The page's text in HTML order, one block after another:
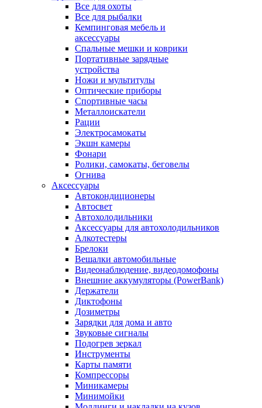
Все для охоты
Все для рыбалки
Кемпинговая мебель и
аксессуары
Спальные мешки и коврики
Портативные зарядные
устройства
Ножи и мультитулы
Оптические приборы
Спортивные часы
Металлоискатели
Рации
Электросамокаты
Экшн камеры
Фонари
Ролики, самокаты, беговелы
Огнива
Аксессуары
Автокондиционеры
Aвтосвет
Автохолодильники
Аксессуары для автохолодильников
Алкотестеры
Брелоки
Вешалки автомобильные
Видеонаблюдение, видеодомофоны
Внешние аккумуляторы (PowerBank)
Держатели
Диктофоны
Дозиметры
Зарядки для дома и авто
Звуковые сигналы
Подогрев зеркал
Инструменты
Карты памяти
Компрессоры
Миникамеры
Минимойки